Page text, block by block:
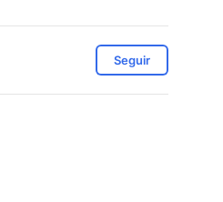
Seguir